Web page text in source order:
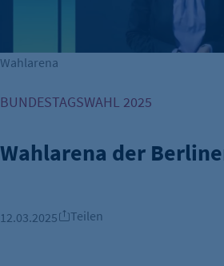
Wahlarena
BUNDESTAGSWAHL 2025
Wahlarena der
12.03.2025 Teilen